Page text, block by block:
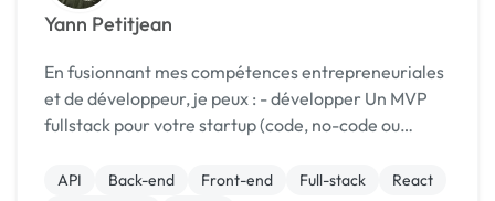
Yann Petitjean
En fusionnant mes compétences entrepreneuriales
et de développeur, je peux : - développer Un MVP
fullstack pour votre startup (code, no-code ou
(Rails, React ou Fullstack) Mon parcours : -...
API Back-end Front-end Full-stack
React